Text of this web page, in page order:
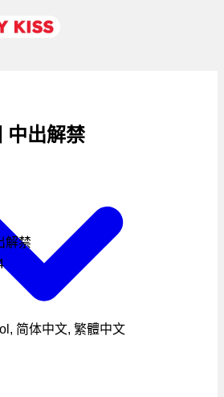
中出解禁
简体中文, 繁體中文